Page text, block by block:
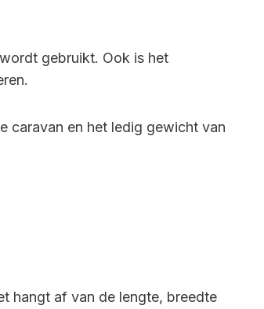
gebruikt. Ook is het
caravan en het ledig gewicht van
hangt af van de lengte, breedte